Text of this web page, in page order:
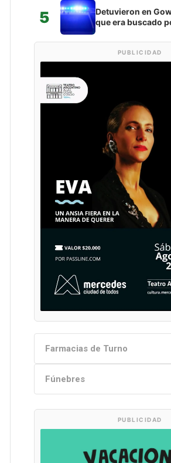
5
Detuvieron en
que era buscado
PUBLICIDAD
Farmacias de Turno
Fúnebres
PUBLICIDAD